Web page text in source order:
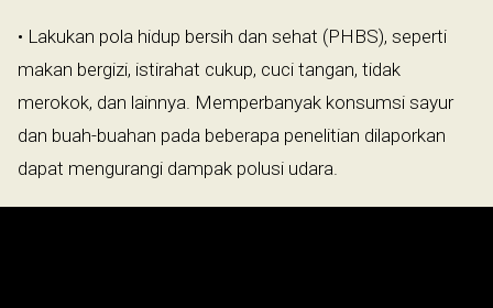
• Lakukan pola hidup bersih dan sehat (PHBS), seperti
makan bergizi, istirahat cukup, cuci tangan, tidak
merokok, dan lainnya. Memperbanyak konsumsi sayur
dan buah-buahan pada beberapa penelitian dilaporkan
dapat mengurangi dampak polusi udara.